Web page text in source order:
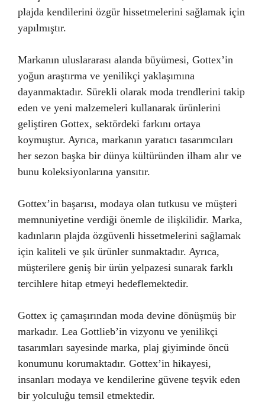
plajda kendilerini özgür hissetmelerini sağlamak için
yapılmıştır.
Markanın uluslararası alanda büyümesi, Gottex’in
yoğun araştırma ve yenilikçi yaklaşımına
dayanmaktadır. Sürekli olarak moda trendlerini takip
eden ve yeni malzemeleri kullanarak ürünlerini
geliştiren Gottex, sektördeki farkını ortaya
koymuştur. Ayrıca, markanın yaratıcı tasarımcıları
her sezon başka bir dünya kültüründen ilham alır ve
bunu koleksiyonlarına yansıtır.
Gottex’in başarısı, modaya olan tutkusu ve müşteri
memnuniyetine verdiği önemle de ilişkilidir. Marka,
kadınların plajda özgüvenli hissetmelerini sağlamak
için kaliteli ve şık ürünler sunmaktadır. Ayrıca,
müşterilere geniş bir ürün yelpazesi sunarak farklı
tercihlere hitap etmeyi hedeflemektedir.
Gottex iç çamaşırından moda devine dönüşmüş bir
markadır. Lea Gottlieb’in vizyonu ve yenilikçi
tasarımları sayesinde marka, plaj giyiminde öncü
konumunu korumaktadır. Gottex’in hikayesi,
insanları modaya ve kendilerine güvene teşvik eden
bir yolculuğu temsil etmektedir.